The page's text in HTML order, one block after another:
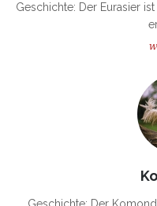
Geschichte: Der Eurasier